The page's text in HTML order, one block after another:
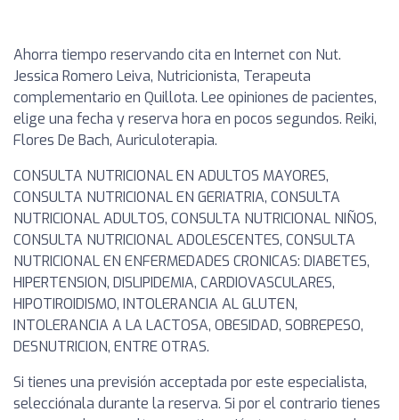
Ahorra tiempo reservando cita en Internet con Nut.
Jessica Romero Leiva, Nutricionista, Terapeuta
complementario en Quillota. Lee opiniones de pacientes,
elige una fecha y reserva hora en pocos segundos. Reiki,
Flores De Bach, Auriculoterapia.
CONSULTA NUTRICIONAL EN ADULTOS MAYORES,
CONSULTA NUTRICIONAL EN GERIATRIA, CONSULTA
NUTRICIONAL ADULTOS, CONSULTA NUTRICIONAL NIÑOS,
CONSULTA NUTRICIONAL ADOLESCENTES, CONSULTA
NUTRICIONAL EN ENFERMEDADES CRONICAS: DIABETES,
HIPERTENSION, DISLIPIDEMIA, CARDIOVASCULARES,
HIPOTIROIDISMO, INTOLERANCIA AL GLUTEN,
INTOLERANCIA A LA LACTOSA, OBESIDAD, SOBREPESO,
DESNUTRICION, ENTRE OTRAS.
Si tienes una previsión acceptada por este especialista,
selecciónala durante la reserva. Si por el contrario tienes